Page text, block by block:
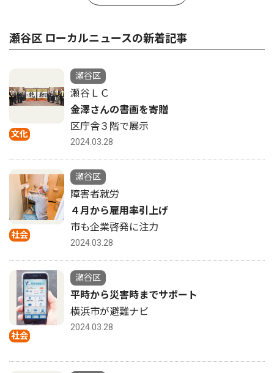
瀬谷区 ローカルニュースの新着記事
文化
瀬谷区
瀬谷ＬＣ
金澤さんの書画を寄贈
区庁舎３階で展示
2024.03.28
社会
瀬谷区
障害者就労
４月から雇用率引上げ
市も企業啓発に注力
2024.03.28
社会
瀬谷区
平時から災害時までサポート
横浜市が避難ナビ
2024.03.28